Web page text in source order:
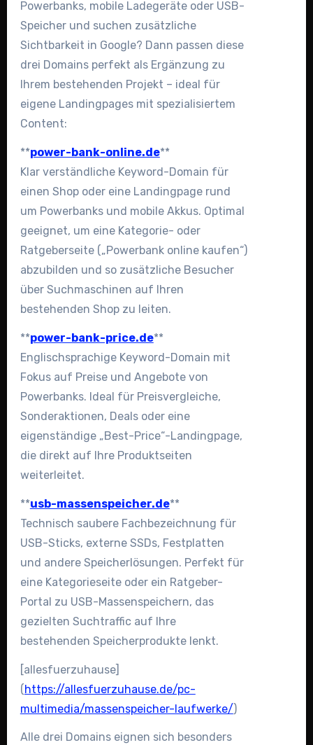
Powerbanks, mobile Ladegeräte oder USB-
Speicher und suchen zusätzliche
Sichtbarkeit in Google? Dann passen diese
drei Domains perfekt als Ergänzung zu
Ihrem bestehenden Projekt – ideal für
eigene Landingpages mit spezialisiertem
Content:
**power-bank-online.de**
Klar verständliche Keyword-Domain für
einen Shop oder eine Landingpage rund
um Powerbanks und mobile Akkus. Optimal
geeignet, um eine Kategorie- oder
Ratgeberseite („Powerbank online kaufen“)
abzubilden und so zusätzliche Besucher
über Suchmaschinen auf Ihren
bestehenden Shop zu leiten.
**power-bank-price.de**
Englischsprachige Keyword-Domain mit
Fokus auf Preise und Angebote von
Powerbanks. Ideal für Preisvergleiche,
Sonderaktionen, Deals oder eine
eigenständige „Best-Price“-Landingpage,
die direkt auf Ihre Produktseiten
weiterleitet.
**usb-massenspeicher.de**
Technisch saubere Fachbezeichnung für
USB-Sticks, externe SSDs, Festplatten
und andere Speicherlösungen. Perfekt für
eine Kategorieseite oder ein Ratgeber-
Portal zu USB-Massenspeichern, das
gezielten Suchtraffic auf Ihre
bestehenden Speicherprodukte lenkt.
[allesfuerzuhause]
(https://allesfuerzuhause.de/pc-
multimedia/massenspeicher-laufwerke/)
Alle drei Domains eignen sich besonders